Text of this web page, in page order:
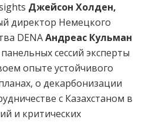
Джейсон Холден,
директор Немецкого
DENAАндреас Кульман
сессий эксперты
опыте устойчивого
о декарбонизации
с Казахстаном в
и критических